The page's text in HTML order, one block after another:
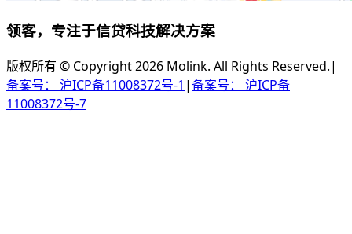
领客，专注于信贷科技解决方案
版权所有 © Copyright 2026 Molink. All Rights Reserved.|
备案号： 沪ICP备11008372号-1 |备案号： 沪ICP备
11008372号-7